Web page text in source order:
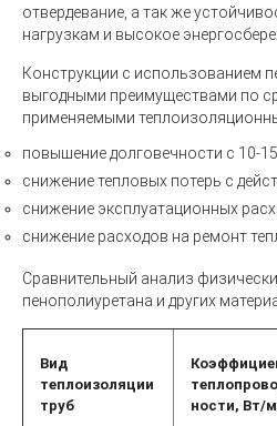
отвердевание, а так же
нагрузкам и высокое
Конструкции с использованием
выгодными преимуществами по
применяемыми
повышение долговечности с 10-
снижение тепловых потерь с
снижение эксплуатационных
снижение расходов на ремонт
Сравнительный анализ
пенополиуретана и других
Вид
теплоизоляции
труб
ности, Вт/